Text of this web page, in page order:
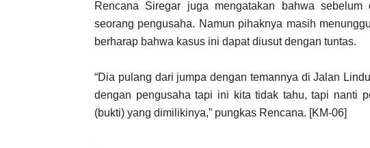
Rencana Siregar juga mengatakan bahwa
seorang pengusaha. Namun pihaknya masih
berharap bahwa kasus ini dapat diusut dengan tuntas.
“Dia pulang dari jumpa dengan temannya di Jalan
dengan pengusaha tapi ini kita tidak tahu, tapi nanti
(bukti) yang dimilikinya,” pungkas Rencana. [KM-06]